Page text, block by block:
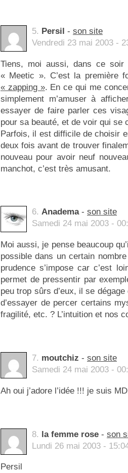
5. Persil - son site
Vendredi 23 mai 2003 -
Tiens, moi aussi, dans ce
« Meetic ». C’est la première
« zapping ». En ce qui me
simplement m’amuser à
essayer de faire parler ces
pour sa beauté, et de voir qui se
Parfois, il est difficile de choisir
deux fois avant de trouver
nouveau pour avoir neuf
manchot, c’est très amusant.
6. Anadema- son site
Samedi 24 mai 2003 -
Moi aussi, je pense beaucoup
possible dans un certain
prudence s’impose car c’est
permet de pressentir par
peu trop sûrs d’eux, il se
d’essayer de percer certains
fragilité, etc. ? L’intuition et nos
7. moutchiz - son site
Samedi 24 mai 2003 -
Ah oui j’adore l’idée !!! je suis
8. la femme rose - son
Lundi 26 mai 2003 -
Persil